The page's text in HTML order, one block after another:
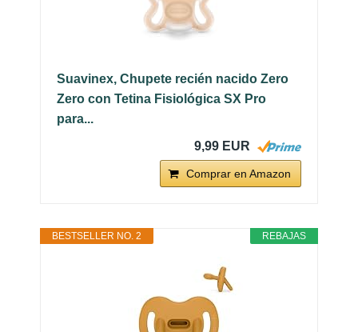
Suavinex, Chupete recién nacido Zero
Zero con Tetina Fisiológica SX Pro
para...
9,99 EUR
Comprar en Amazon
REBAJAS
BESTSELLER NO. 2